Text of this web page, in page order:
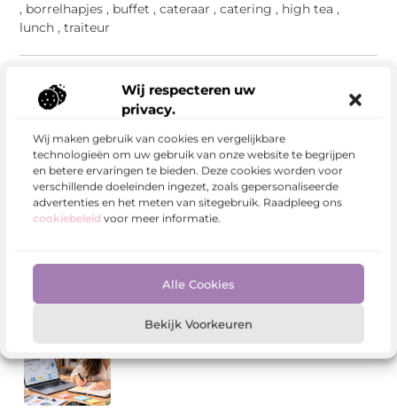
Wij respecteren uw
privacy.
Wij maken gebruik van cookies en vergelijkbare
technologieën om uw gebruik van onze website te begrijpen
en betere ervaringen te bieden. Deze cookies worden voor
verschillende doeleinden ingezet, zoals gepersonaliseerde
advertenties en het meten van sitegebruik. Raadpleeg ons
cookiebeleid voor meer informatie.
Alle Cookies
Bekijk Voorkeuren
, borrelhapjes , buffet ,cateraar ,catering , high tea ,
lunch ,traiteur
Delen:
Meer Berichten
Kies bewust voor lavasteen gietvloeren
webshops
Van zoekresultaat naar merkvoorkeur